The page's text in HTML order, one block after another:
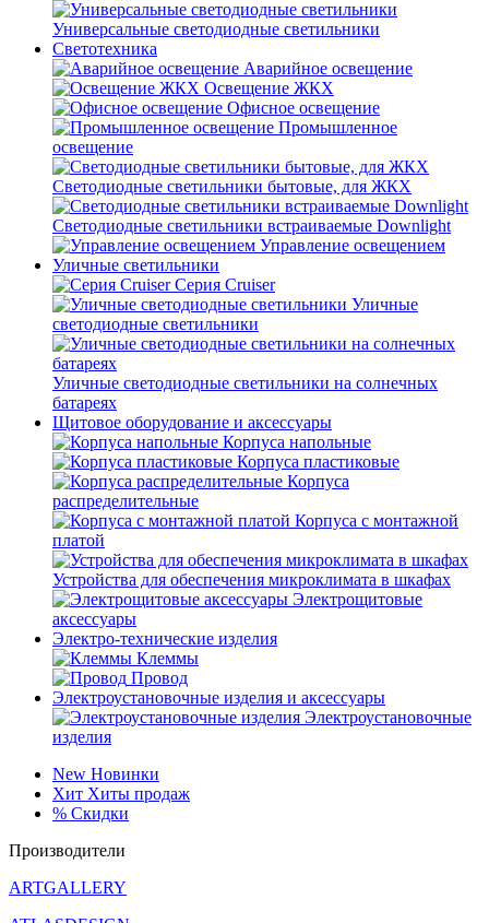
Универсальные светодиодные светильники
Светотехника
Аварийное освещение
Освещение ЖКХ
Офисное освещение
Промышленное
освещение
Светодиодные светильники бытовые, для ЖКХ
Светодиодные светильники встраиваемые Downlight
Управление освещением
Уличные светильники
Серия Cruiser
Уличные
светодиодные светильники
Уличные светодиодные светильники на солнечных
батареях
Щитовое оборудование и аксессуары
Корпуса напольные
Корпуса пластиковые
Корпуса
распределительные
Корпуса с монтажной
платой
Устройства для обеспечения микроклимата в шкафах
Электрощитовые
аксессуары
Электро-технические изделия
Клеммы
Провод
Электроустановочные изделия и аксессуары
Электроустановочные
изделия
New Новинки
Хит Хиты продаж
% Скидки
Производители
ARTGALLERY